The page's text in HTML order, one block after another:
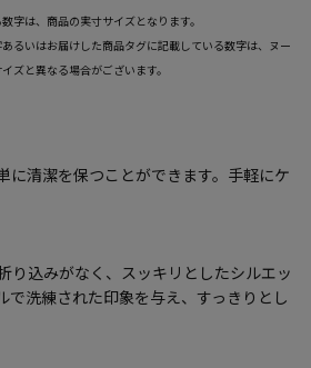
字は、商品の実寸サイズとなります。
るいはお届けした商品タグに記載している数字は、ヌー
ズと異なる場合がございます。
に清潔を保つことができます。手軽にケ
り込みがなく、スッキリとしたシルエッ
で洗練された印象を与え、すっきりとし